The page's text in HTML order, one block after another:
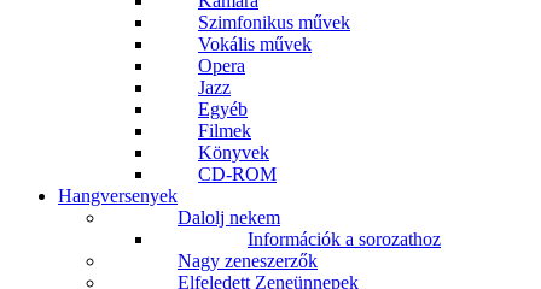
Szimfonikus művek
Vokális művek
Opera
Jazz
Egyéb
Filmek
Könyvek
CD-ROM
Hangversenyek
Dalolj nekem
Információk a sorozathoz
Nagy zeneszerzők
Elfeledett Zeneünnepek